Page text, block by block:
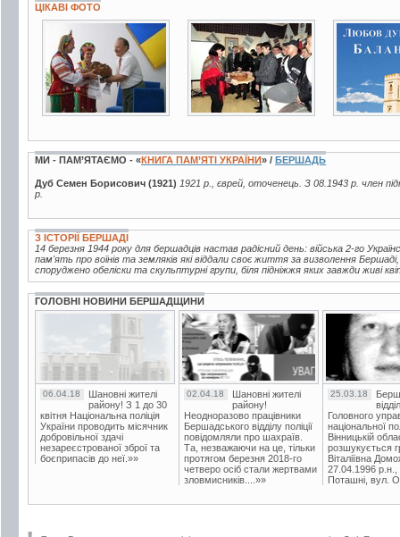
ЦІКАВІ ФОТО
4 фото 2 фото 4 фото
МИ - ПАМ’ЯТАЄМО - «КНИГА ПАМ’ЯТІ УКРАЇНИ» / БЕРШАДЬ
Дуб Семен Борисович (1921) 1921 р., єврей, оточенець. З 08.1943 р. член
р.
З ІСТОРІЇ БЕРШАДІ
14 березня 1944 року для бершадців настав радісний день: війська 2-го
пам'ять про воїнів та земляків які віддали своє життя за визволення
споруджено обеліски та скульптурні групи, біля підніжжя яких завжди живі
ГОЛОВНІ НОВИНИ БЕРШАДЩИНИ
06.04.18
Шановні жителі
району! З 1 до 30
квітня Національна поліція
України проводить місячник
добровільної здачі
незареєстрованої зброї та
боєприпасів до неї.»»
02.04.18
Шановні жителі
району!
Неодноразово працівники
Бершадського відділу поліції
повідомляли про шахраїв.
Та, незважаючи на це, тільки
протягом березня 2018-го
четверо осіб стали жертвами
зловмисників....»»
25.03.18
Головного
національної
Вінницькій
розшукується
Віталіївна
27.04.1996 р.н.,
Поташні, вул.